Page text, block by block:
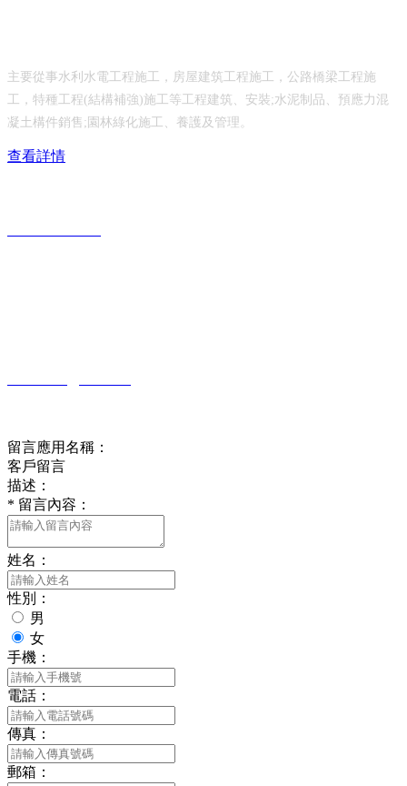
主要從事水利水電工程施工，房屋建筑工程施工，公路橋梁工程施
工，特種工程(結構補強)施工等工程建筑、安裝;水泥制品、預應力混
凝土構件銷售;園林綠化施工、養護及管理。
查看詳情
留言應用名稱：
客戶留言
描述：
* 留言內容：
姓名：
性別：
男
女
手機：
電話：
傳真：
郵箱：